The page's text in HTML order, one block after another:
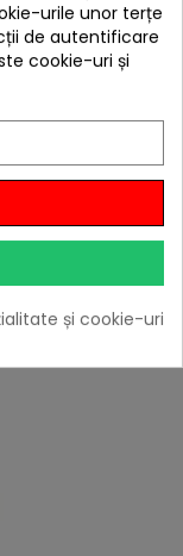
Grilaj
urile unor terțe
de autentificare
cookie-uri și
și cookie-uri